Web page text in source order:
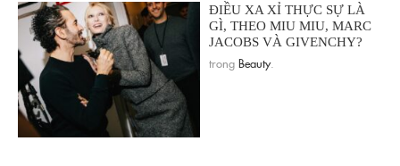
ĐIỀU XA XỈ THỰC SỰ LÀ
GÌ, THEO MIU MIU, MARC
JACOBS VÀ GIVENCHY?
trong Beauty.